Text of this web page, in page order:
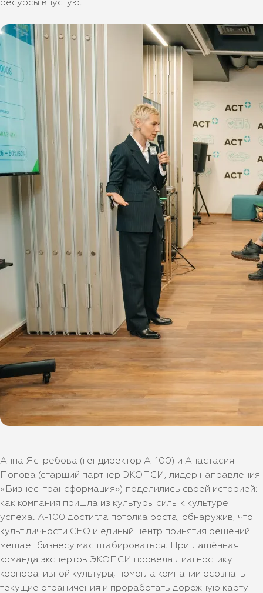
ресурсы впустую.
Анна Ястребова (гендиректор А-100) и Анастасия
Попова (старший партнер ЭКОПСИ, лидер направления
«Бизнес-трансформация») поделились своей историей:
как компания пришла из культуры силы к культуре
успеха. А-100 достигла потолка роста, обнаружив, что
культ личности CEO и единый центр принятия решений
мешает бизнесу масштабироваться. Приглашённая
команда экспертов ЭКОПСИ провела диагностику
корпоративной культуры, помогла компании осознать
текущие ограничения и проработать дорожную карту